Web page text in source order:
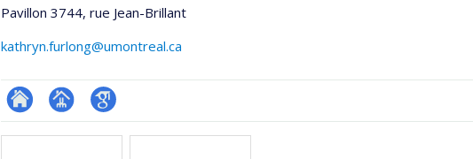
Pavillon 3744, rue Jean-Brillant
kathryn.furlong@umontreal.ca
ResearchGate
Page Google